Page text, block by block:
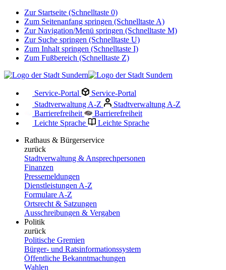
Zur Startseite (Schnelltaste 0)
Zum Seitenanfang springen (Schnelltaste A)
Zur Navigation/Menü springen (Schnelltaste M)
Zur Suche springen (Schnelltaste U)
Zum Inhalt springen (Schnelltaste I)
Zum Fußbereich (Schnelltaste Z)
Service-Portal
Service-Portal
Stadtverwaltung A-Z
Stadtverwaltung A-Z
Barrierefreiheit
Barrierefreiheit
Leichte Sprache
Leichte Sprache
Rathaus & Bürgerservice
zurück
Stadtverwaltung & Ansprechpersonen
Finanzen
Pressemeldungen
Dienstleistungen A-Z
Formulare A-Z
Ortsrecht & Satzungen
Ausschreibungen & Vergaben
Politik
zurück
Politische Gremien
Bürger- und Ratsinformationssystem
Öffentliche Bekanntmachungen
Wahlen